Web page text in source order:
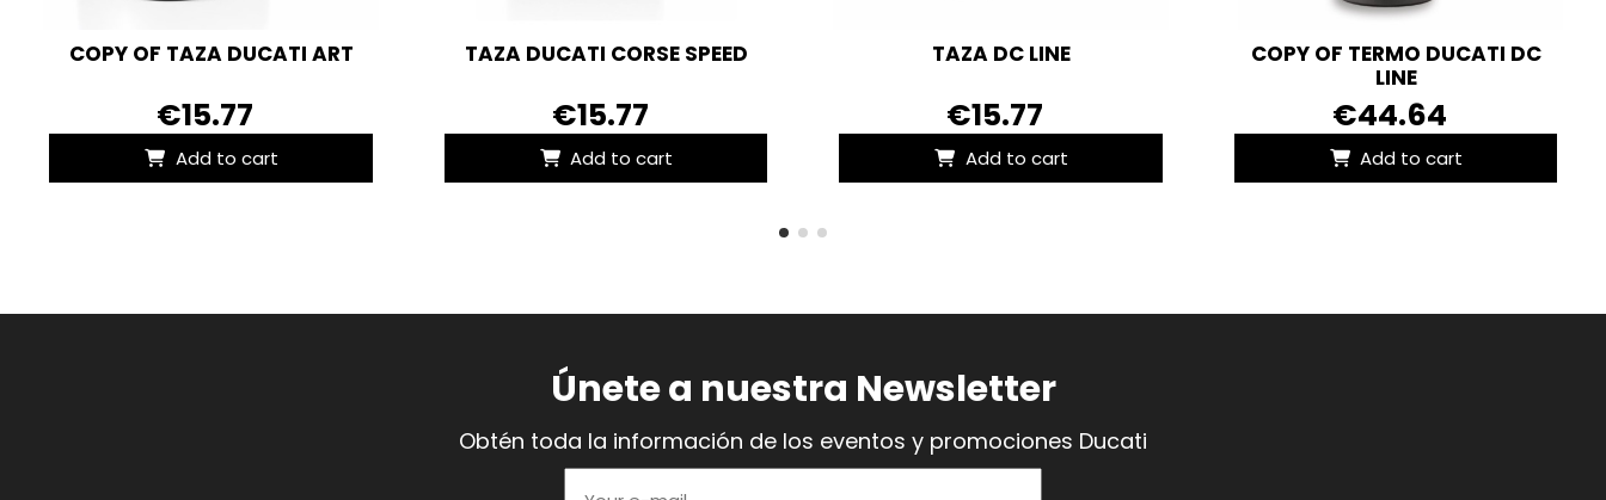
COPY OF TAZA DUCATI ART
€15.77
Add to cart
TAZA DUCATI CORSE SPEED
€15.77
Add to cart
TAZA DC LINE
€15.77
Add to cart
COPY OF TERMO DUCATI DC
LINE
€44.64
Add to cart
Únete a nuestra Newsletter
Obtén toda la información de los eventos y promociones Ducati